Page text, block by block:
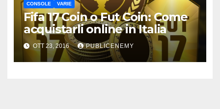
CONSOLE VARIE
Fifa 17 Coin o Fut Coin: Come
acquistarli online in Italia
OTT 23, 2016 PUBLICENEMY